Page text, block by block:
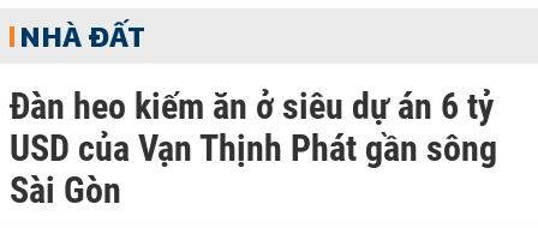
NHÀ ĐẤT
Đàn heo kiếm ăn ở siêu dự án 6 tỷ
USD của Vạn Thịnh Phát gần sông
Sài Gòn